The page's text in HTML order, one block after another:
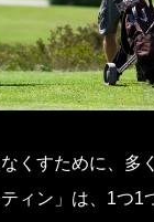
くすために、多
ィン」は、1つ1